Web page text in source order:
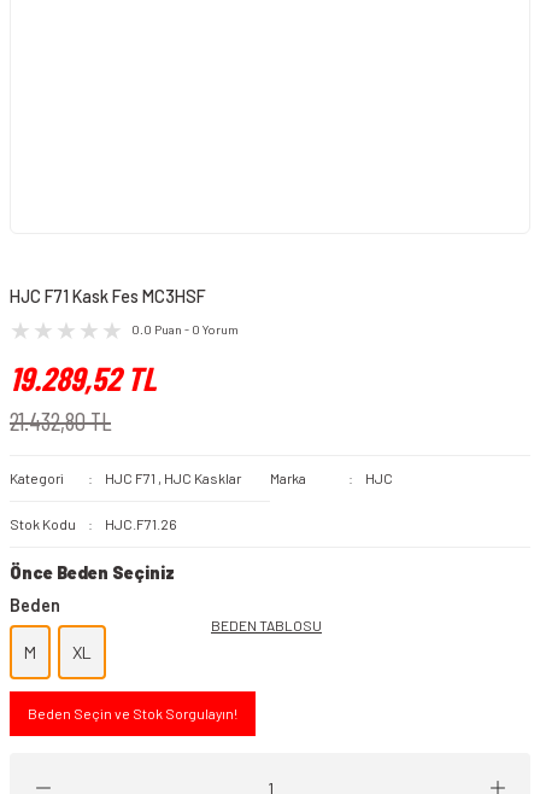
HJC F71 Kask Fes MC3HSF
0.0 Puan - 0 Yorum
19.289,52 TL
21.432,80 TL
Kategori HJC F71 , HJC Kasklar Marka HJC
Stok Kodu HJC.F71.26
Önce Beden Seçiniz
Beden
M XL
BEDEN TABLOSU
Beden Seçin ve Stok Sorgulayın!